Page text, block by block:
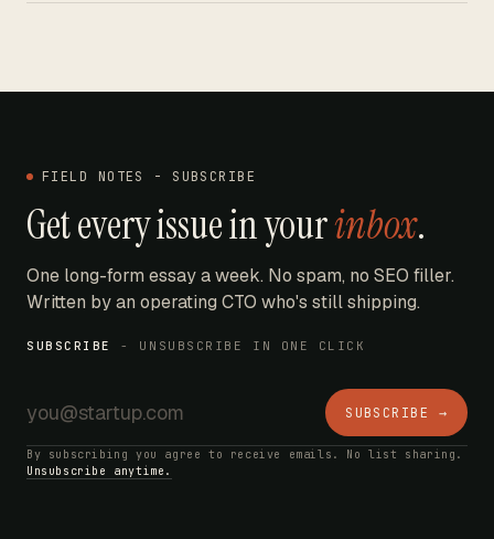
FIELD NOTES - SUBSCRIBE
Get every issue in yourinbox.
One long-form essay a week. No spam, no SEO filler.
Written by an operating CTO who's still shipping.
SUBSCRIBE - UNSUBSCRIBE IN ONE CLICK
SUBSCRIBE →
By subscribing you agree to receive emails. No list sharing.
Unsubscribe anytime.